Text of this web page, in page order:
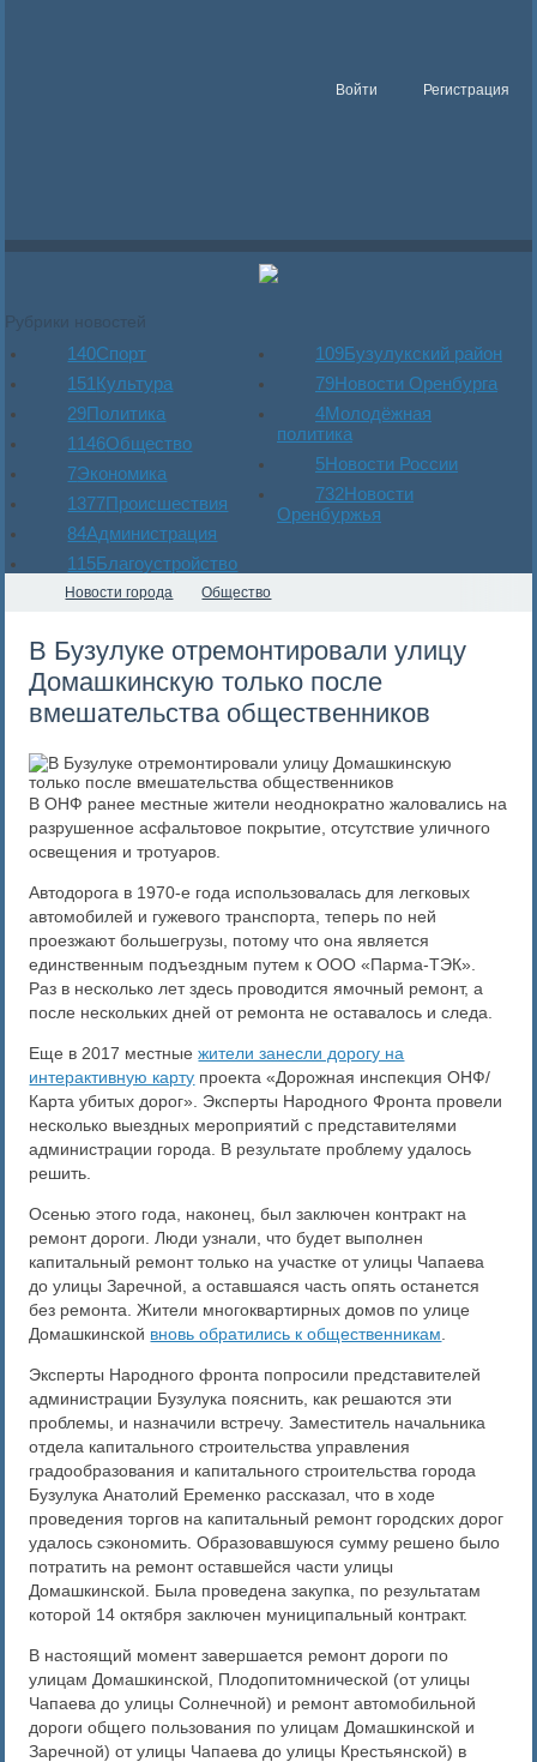
Войти Регистрация
Рубрики новостей
140Спорт
151 Культура
29Политика
1146Общество
7Экономика
1377Происшествия
84Администрация
115Благоустройство
109Бузулукский район
79Новости Оренбурга
4Молодёжная
политика
5Новости России
732Новости
Оренбуржья
Новости города Общество
В Бузулуке отремонтировали улицу
Домашкинскую только после
вмешательства общественников
В ОНФ ранее местные жители неоднократно жаловались на
разрушенное асфальтовое покрытие, отсутствие уличного
освещения и тротуаров.
Автодорога в 1970-е года использовалась для легковых
автомобилей и гужевого транспорта, теперь по ней
проезжают большегрузы, потому что она является
единственным подъездным путем к ООО «Парма-ТЭК».
Раз в несколько лет здесь проводится ямочный ремонт, а
после нескольких дней от ремонта не оставалось и следа.
Еще в 2017 местныежители занесли дорогу на
интерактивную карту проекта «Дорожная инспекция ОНФ/
Карта убитых дорог». Эксперты Народного Фронта провели
несколько выездных мероприятий с представителями
администрации города. В результате проблему удалось
решить.
Осенью этого года, наконец, был заключен контракт на
ремонт дороги. Люди узнали, что будет выполнен
капитальный ремонт только на участке от улицы Чапаева
до улицы Заречной, а оставшаяся часть опять останется
без ремонта. Жители многоквартирных домов по улице
Домашкинской вновь обратились к общественникам
Эксперты Народного фронта попросили представителей
администрации Бузулука пояснить, как решаются эти
проблемы, и назначили встречу. Заместитель начальника
отдела капитального строительства управления
градообразования и капитального строительства города
Бузулука Анатолий Еременко рассказал, что в ходе
проведения торгов на капитальный ремонт городских дорог
удалось сэкономить. Образовавшуюся сумму решено было
потратить на ремонт оставшейся части улицы
Домашкинской. Была проведена закупка, по результатам
которой 14 октября заключен муниципальный контракт.
В настоящий момент завершается ремонт дороги по
улицам Домашкинской, Плодопитомнической (от улицы
Чапаева до улицы Солнечной) и ремонт автомобильной
дороги общего пользования по улицам Домашкинской и
Заречной) от улицы Чапаева до улицы Крестьянской) в